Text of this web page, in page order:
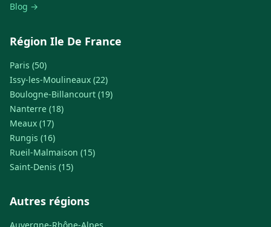
Blog →
Région Ile De France
Paris (50)
Issy-les-Moulineaux (22)
Boulogne-Billancourt (19)
Nanterre (18)
Meaux (17)
Rungis (16)
Rueil-Malmaison (15)
Saint-Denis (15)
Autres régions